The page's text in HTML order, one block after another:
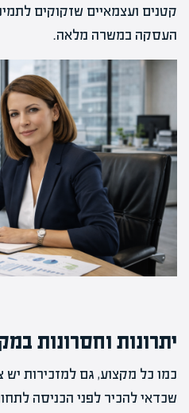
קטנים ועצמאיים שזקוקים
העסקה במשרה מלאה.
יתרונות וחסרונות
כמו כל מקצוע, גם למזכירות יש
שכדאי להכיר לפני הכניסה